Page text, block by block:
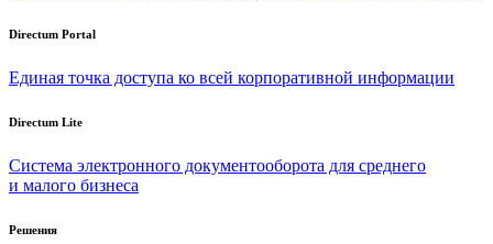
Directum Portal
Единая точка доступа ко всей корпоративной информации
Directum Lite
Система электронного документооборота для среднего
и малого бизнеса
Решения